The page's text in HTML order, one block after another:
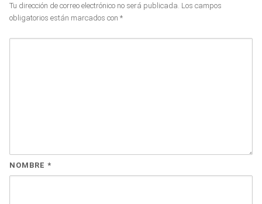
Tu dirección de correo electrónico no será publicada. Los campos
obligatorios están marcados con *
NOMBRE *